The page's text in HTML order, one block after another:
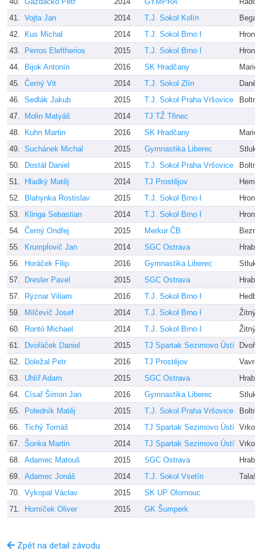
41. Vojta Jan 2014 T.J. Sokol Kolín
Bega
42.
Kus Michal 2014 T.J. Sokol Brno I
Hron,
43.
Perros Eleftherios 2015 T.J. Sokol Brno I
Hron,
44.
Bijok Antonín 2016 SK Hradčany
Mario
45. Černý Vit 2014 T.J. Sokol Zlín
Daněk
46. Sedlák Jakub 2015 T.J. Sokol Praha Vršovice
47.
Molin Matyáš 2014
TJ TŽ Třinec
48.
Kuhn Martin 2016 SK Hradčany
Mario
49. Suchánek Michal 2015 Gymnastika Liberec
50.
Dostál Daniel 2015 T.J. Sokol Praha Vršovice
51.
Hladký Matěj 2014 TJ Prostějov
52.
Blahynka Rostislav 2015 T.J. Sokol Brno I
Hron,
53.
Klinga Sebastian 2014 T.J. Sokol Brno I
Hron,
54. Černý Ondřej 2015 Merkur ČB
55.
Krumplovič Jan 2014 SGC Ostrava
56.
Horáček Filip 2016 Gymnastika Liberec
57.
Dresler Pavel 2015 SGC Ostrava
57.
Rýznar Viliam 2016 T.J. Sokol Brno I
59.
Milčevič Josef 2014 T.J. Sokol Brno I
Žitný,
60.
Rontó Michael 2014 T.J. Sokol Brno I
Žitný,
61.
Dvořáček Daniel 2015 TJ Spartak Sezimovo Ústí
62.
Doležal Petr 2016 TJ Prostějov
63.
Uhlíř Adam 2015 SGC Ostrava
64. Císař Šimon Jan 2016 Gymnastika Liberec
65.
Poledník Matěj 2015 T.J. Sokol Praha Vršovice
66. Tichý Tomáš 2014 TJ Spartak Sezimovo Ústí
67. Šonka Martin 2014 TJ Spartak Sezimovo Ústí
68. Adamec Matouš 2015 SGC Ostrava
69. Adamec Jonáš 2014 T.J. Sokol Vsetín
Talaš
70. Vykopal Václav 2015
SK UP Olomouc
71.
Horníček Oliver 2015 GK Šumperk
Zpět na detail závodu